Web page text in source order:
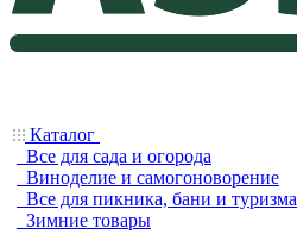
Каталог
Все для сада и огорода
Виноделие и самогоноворение
Все для пикника, бани и туризма
Зимние товары